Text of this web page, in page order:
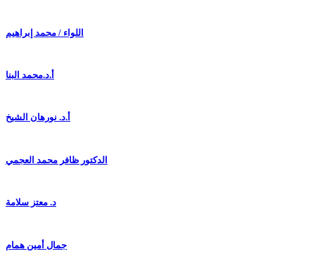
اللواء / محمد إبراهيم
أ.د.محمد البنا
أ.د. نورهان الشيخ
الدكتور ظافر محمد العجمي
د. معتز سلامة
جمال أمين همام